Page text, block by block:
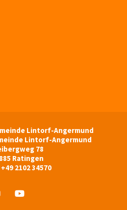
Lintorf-Angermund
Lintorf-Angermund
78
Ratingen
2102 34570